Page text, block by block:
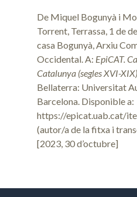
De Miquel Bogunyà i
Torrent, Terrassa, 1 de
casa Bogunyà, Arxiu
Occidental. A: EpiCAT.
Catalunya (segles XVI-XIX)
Bellaterra: Universitat
Barcelona. Disponible a:
https://epicat.uab.cat/
(autor/a de la fitxa i
[2023, 30 d’octubre]